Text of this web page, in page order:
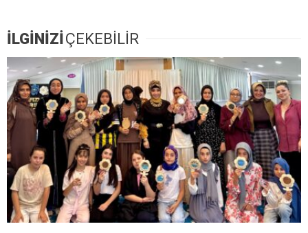
İLGİNİZİÇEKEBİLİR